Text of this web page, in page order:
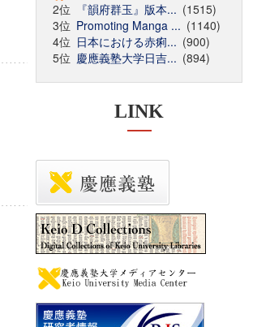
2位
『韻府群玉』版本... (1515)
3位 Promoting Manga ... (1140)
4位 日本における赤痢... (900)
5位 慶應義塾大学日吉... (894)
LINK